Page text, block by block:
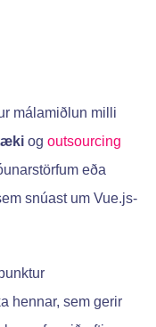
málamiðlun milli
og outsourcing
eða
snúast um Vue.js-
hennar, sem gerir